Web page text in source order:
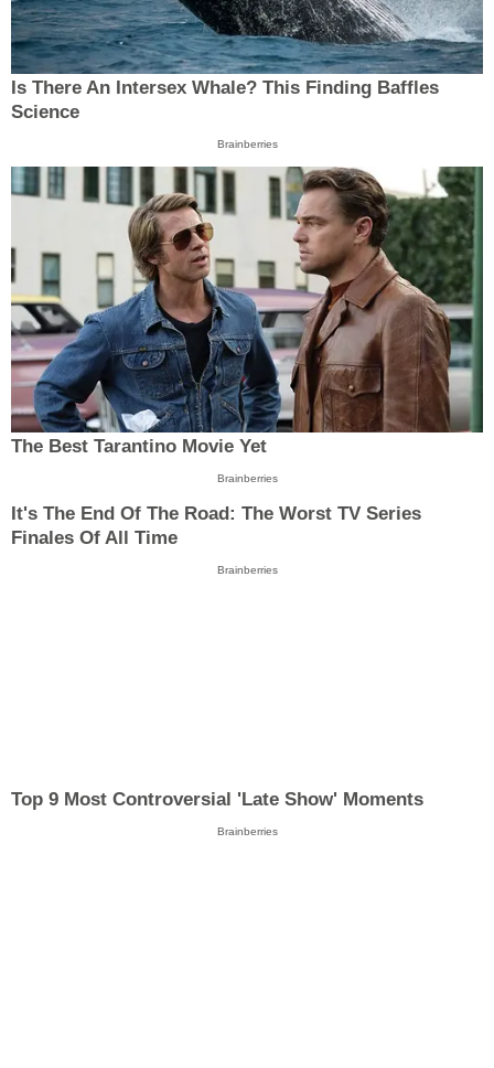
Is There An Intersex Whale? This Finding Baffles
Science
Brainberries
The Best Tarantino Movie Yet
Brainberries
It's The End Of The Road: The Worst TV Series
Finales Of All Time
Brainberries
Top 9 Most Controversial 'Late Show' Moments
Brainberries